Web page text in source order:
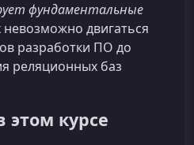
фундаментальные
невозможно двигаться
разработки ПО до
реляционных баз
этом курсе